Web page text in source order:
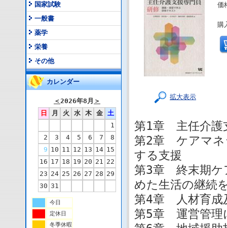
国家試験
一般書
薬学
栄養
その他
カレンダー
＜2026年8月 ＞
日
月 火 水 木 金
土
1
2
3 4 5 6 7
8
9 10 11 12 13 14 15
16 17 18 19 20 21 22
23 24 25 26 27 28 29
30 31
今日
定休日
冬季休暇
拡大表示
価
購
第1章 主任介護
第2章 ケアマネ
する支援
第3章 終末期ケ
めた生活の継続
第4章 人材育成
第5章 運営管理